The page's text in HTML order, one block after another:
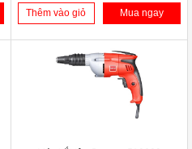
Thêm vào giỏ Mua ngay